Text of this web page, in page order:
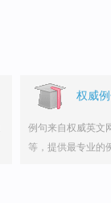
权威
例句来自权威英文
等，提供最专业的